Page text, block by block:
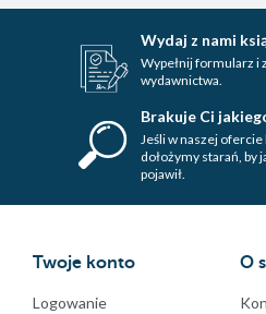
Wydaj z nami
Wypełnij formularz i
wydawnictwa.
Brakuje Ci
Jeśli w naszej
dołożymy starań, by
pojawił.
Twoje konto
Logowanie
O